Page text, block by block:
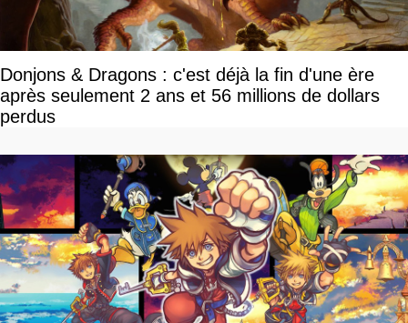
Donjons & Dragons : c'est déjà la fin d'une ère
après seulement 2 ans et 56 millions de dollars
perdus